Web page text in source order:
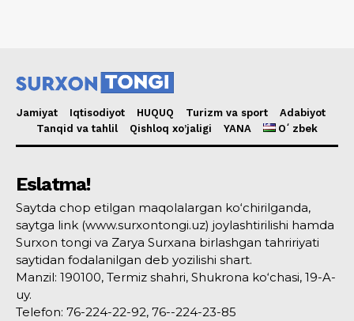
Jamiyat Iqtisodiyot HUQUQ Turizm va sport
Adabiyot
Tanqid va tahlil
Qishloq xo’jaligi YANA Oʻzbek
Eslatma!
Saytda chop etilgan maqolalargan ko‘chirilganda,
saytga link (www.surxontongi.uz) joylashtirilishi hamda
Surxon tongi va Zarya Surxana birlashgan tahririyati
saytidan fodalanilgan deb yozilishi shart.
Manzil: 190100, Termiz shahri, Shukrona ko‘chasi, 19-A-
uy.
Telefon: 76-224-22-92, 76--224-23-85